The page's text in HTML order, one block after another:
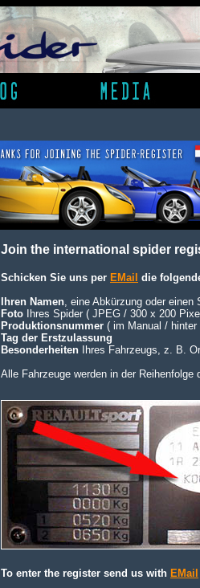
To enter the register send us with EMail
Join the international spider
Schicken Sie uns per EMail die
Ihren Namen, eine Abkürzung oder einen
Foto Ihres Spider ( JPEG / 300 x 200
Produktionsnummer ( im Manual /
Tag der Erstzulassung
Besonderheiten Ihres Fahrzeugs, z. B.
Alle Fahrzeuge werden in der